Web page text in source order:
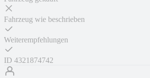
Fahrzeug wie beschrieben
Weiterempfehlungen
ID 4321874742